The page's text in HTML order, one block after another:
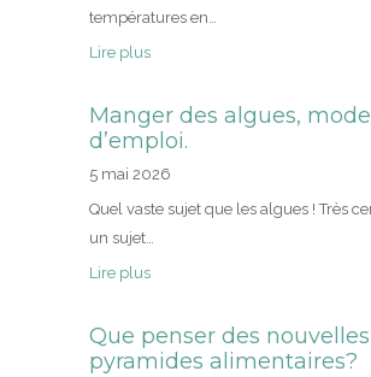
températures en…
Lire plus
Manger des algues, mode
d’emploi.
5 mai 2026
Quel vaste sujet que les algues ! Très
un sujet…
Lire plus
Que penser des nouvelles
pyramides alimentaires?